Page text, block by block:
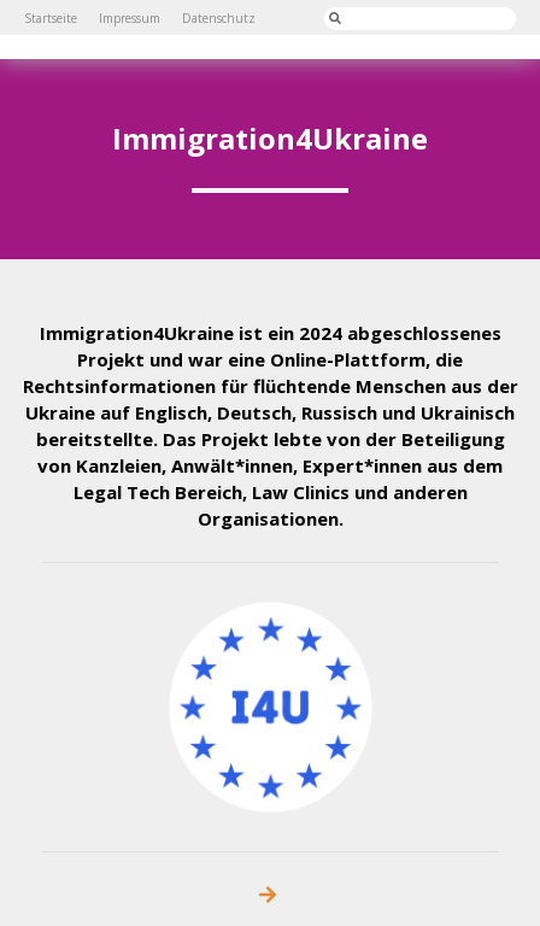
Startseite Impressum Datenschutz
Immigration4Ukraine
Immigration4Ukraine ist ein 2024 abgeschlossenes
Projekt und war eine Online-Plattform, die
Rechtsinformationen für flüchtende Menschen aus der
Ukraine auf Englisch, Deutsch, Russisch und Ukrainisch
bereitstellte. Das Projekt lebte von der Beteiligung
von Kanzleien, Anwält*innen, Expert*innen aus dem
Legal Tech Bereich, Law Clinics und anderen
Organisationen.